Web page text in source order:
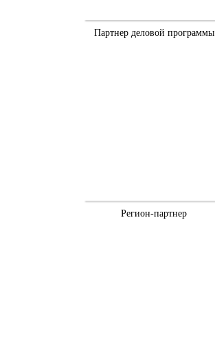
Партнер деловой программы
Регион-партнер